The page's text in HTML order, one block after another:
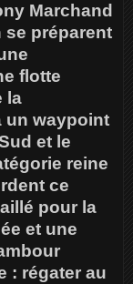
Marchand
préparent
flotte
la
un waypoint
et le
reine
ce
pour la
et une
: régater au